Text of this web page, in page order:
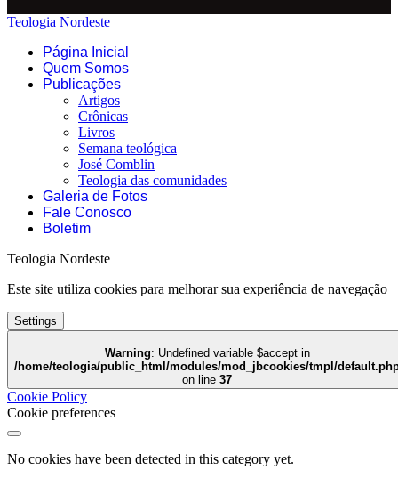
Teologia Nordeste
Página Inicial
Quem Somos
Publicações
Artigos
Crônicas
Livros
Semana teológica
José Comblin
Teologia das comunidades
Galeria de Fotos
Fale Conosco
Boletim
Teologia Nordeste
Este site utiliza cookies para melhorar sua experiência de navegação
Settings
Warning
: Undefined variable $accept in
/home/teologia/public_html/modules/mod_jbcookies/tmpl/
on line 37
Cookie Policy
Cookie preferences
No cookies have been detected in this category yet.